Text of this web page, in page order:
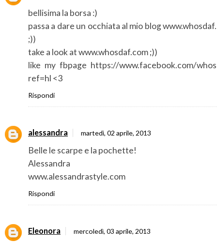
bellisima la borsa :)
passa a dare un occhiata al mio blog
;))
take a look at www.whosdaf.com ;))
like my fbpage https://www.facebook.com/
ref=hl <3
Rispondi
alessandra martedì, 02 aprile, 2013
Belle le scarpe e la pochette!
Alessandra
www.alessandrastyle.com
Rispondi
Eleonora mercoledì, 03 aprile, 2013